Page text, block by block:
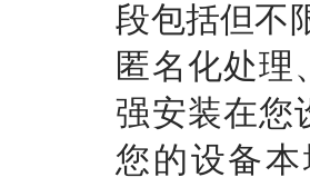
段包括但不
匿名化处理
强安装在您
您的设备